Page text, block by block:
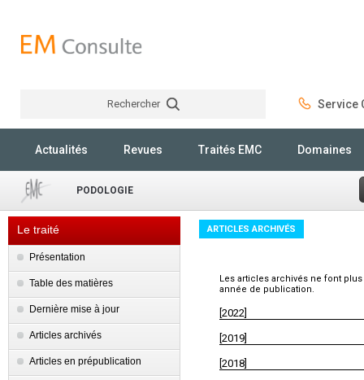
Rechercher Service
Actualités Revues Traités EMC Domaines
PODOLOGIE
Le traité
Présentation
Table des matières
Dernière mise à jour
Articles archivés
Articles en prépublication
ARTICLES ARCHIVÉS
Les articles archivés ne font
année de publication.
[2022]
[2019]
[2018]